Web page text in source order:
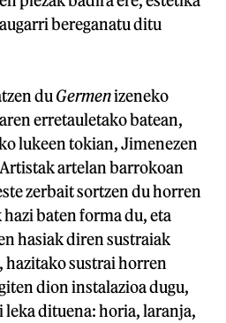
bereganatu ditu
du Germenizeneko
erretauletako batean,
lukeen tokian, Jimenezen
artelan barrokoan
zerbait sortzen du horren
baten forma du, eta
hasiak diren sustraiak
hazitako sustrai horren
dion instalazioa dugu,
dituena: horia, laranja,